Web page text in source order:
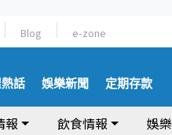
Blog e-zone
話 娛樂新聞 定期存款
報 飲食情報 娛樂